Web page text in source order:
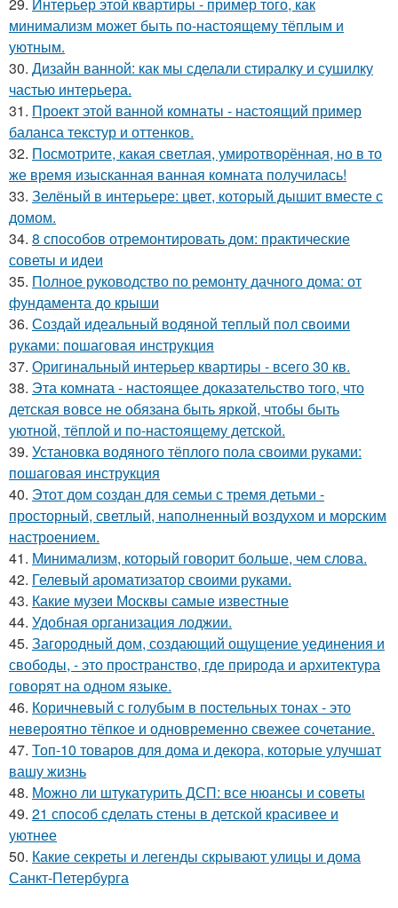
минимализм может быть по-настоящему тёплым и
уютным.
30. Дизайн ванной: как мы сделали стиралку и сушилку
частью интерьера.
31. Проект этой ванной комнаты - настоящий пример
баланса текстур и оттенков.
32. Посмотрите, какая светлая, умиротворённая, но в то
же время изысканная ванная комната получилась!
33. Зелёный в интерьере: цвет, который дышит вместе с
домом.
34. 8 способов отремонтировать дом: практические
советы и идеи
35. Полное руководство по ремонту дачного дома: от
фундамента до крыши
36. Создай идеальный водяной теплый пол своими
руками: пошаговая инструкция
37. Оригинальный интерьер квартиры - всего 30 кв.
38. Эта комната - настоящее доказательство того, что
детская вовсе не обязана быть яркой, чтобы быть
уютной, тёплой и по-настоящему детской.
39. Установка водяного тёплого пола своими руками:
пошаговая инструкция
40. Этот дом создан для семьи с тремя детьми -
просторный, светлый, наполненный воздухом и морским
настроением.
41. Минимализм, который говорит больше, чем слова.
42. Гелевый ароматизатор своими руками.
43. Какие музеи Москвы самые известные
44. Удобная организация лоджии.
45. Загородный дом, создающий ощущение уединения и
свободы, - это пространство, где природа и архитектура
говорят на одном языке.
46. Коричневый с голубым в постельных тонах - это
невероятно тёпкое и одновременно свежее сочетание.
47. Топ-10 товаров для дома и декора, которые улучшат
вашу жизнь
48. Можно ли штукатурить ДСП: все нюансы и советы
49. 21 способ сделать стены в детской красивее и
уютнее
50. Какие секреты и легенды скрывают улицы и дома
Санкт-Петербурга